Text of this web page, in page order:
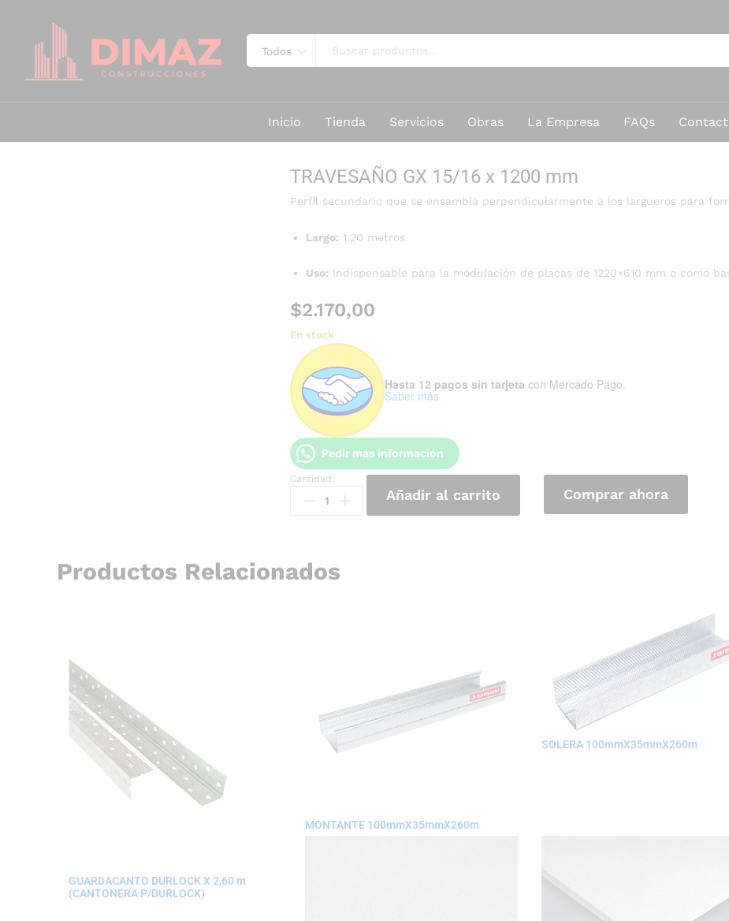
Todos
Inicio Tienda Servicios Obras La Empresa FAQs
TRAVESAÑO GX 15/16 x 1200 mm
Perfil secundario que se ensambla perpendicularmente a los largueros para
Largo: 1.20 metros.
Uso: Indispensable para la modulación de placas de 1220×610 mm o como
$2.170,00
En stock
Hasta 12 pagos sin tarjeta con Mercado Pago.
Saber más
Pedir más información
Cantidad:
Añadir al carrito Comprar ahora
Productos Relacionados
GUARDACANTO DURLOCK X 2,60 m
(CANTONERA P/DURLOCK)
MONTANTE 100mmX35mmX260m
SOLERA 100mmX35mmX260m